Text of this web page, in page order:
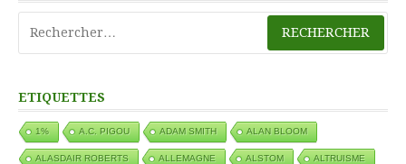
ETIQUETTES
1% A.C. PIGOU ADAM SMITH ALAN BLOOM
ALASDAIR ROBERTS ALLEMAGNE ALSTOM ALTRUISME